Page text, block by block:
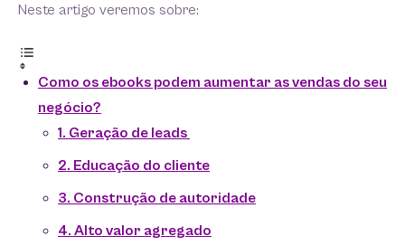
Neste artigo veremos sobre:
Como os ebooks podem aumentar as vendas do seu
negócio?
1. Geração de leads
2. Educação do cliente
3. Construção de autoridade
4. Alto valor agregado